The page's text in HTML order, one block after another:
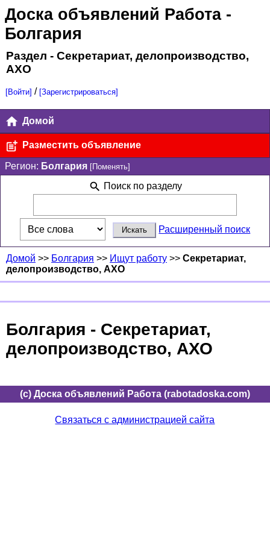
Доска объявлений Работа-
Болгария
Раздел - Секретариат, делопроизводство,
АХО
[Войти] / [Зарегистрироваться]
Домой
Разместить объявление
Регион: Болгария [Поменять]
Поиск по разделу
Расширенный поиск
Домой >> Болгария >> Ищут работу >> Секретариат,
делопроизводство, АХО
Болгария - Секретариат,
делопроизводство, АХО
(c) Доска объявлений Работа (rabotadoska.com)
Связаться с администрацией сайта